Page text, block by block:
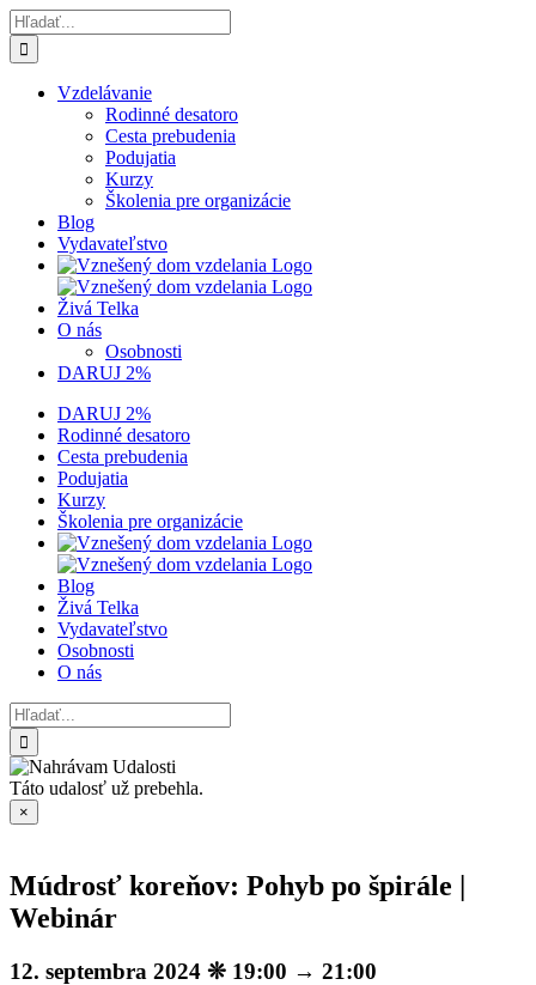
Skip
to
content
Hľadať:
Vzdelávanie
Rodinné desatoro
Cesta prebudenia
Podujatia
Kurzy
Školenia pre organizácie
Blog
Vydavateľstvo
Živá Telka
O nás
Osobnosti
DARUJ 2%
DARUJ 2%
Rodinné desatoro
Cesta prebudenia
Podujatia
Kurzy
Školenia pre organizácie
Blog
Živá Telka
Vydavateľstvo
Osobnosti
O nás
Hľadať:
Táto udalosť už prebehla.
×
Múdrosť koreňov: Pohyb po špirále |
Webinár
12. septembra 2024 ❊ 19:00 → 21:00